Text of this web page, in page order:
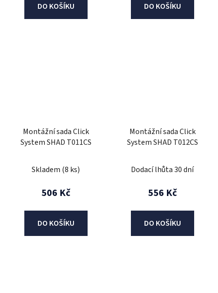
DO KOŠÍKU DO KOŠÍKU
Montážní sada Click
System SHAD T011CS
Skladem (8 ks)
506 Kč
DO KOŠÍKU
Montážní sada Click
System SHAD T012CS
Dodací lhůta 30 dní
556 Kč
DO KOŠÍKU